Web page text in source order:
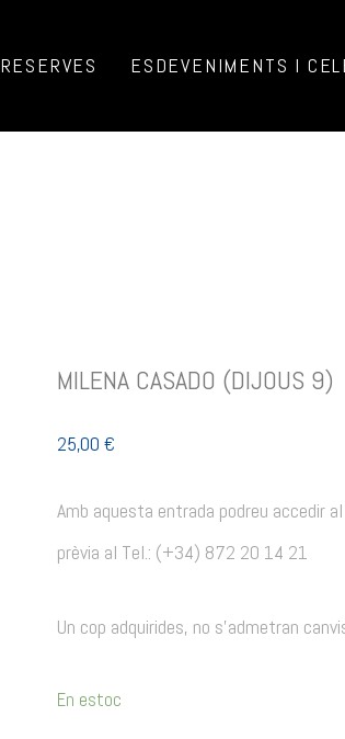
RESERVES ESDEVENIMENTS I
MILENA CASADO (DIJOUS 9)
25,00€
Amb aquesta entrada podreu accedir
prèvia al Tel.: (+34) 872 20 14 21
Un cop adquirides, no s’admetran
En estoc